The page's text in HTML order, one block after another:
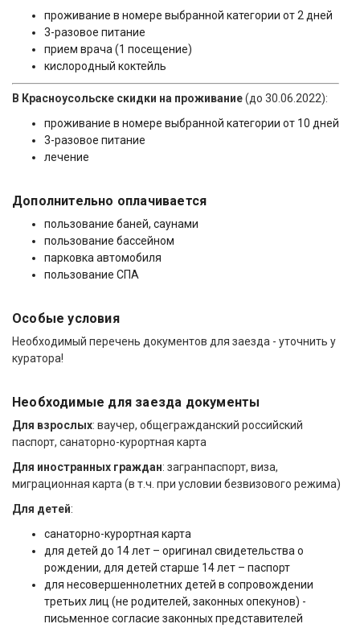
проживание в номере выбранной категории от 2 дней
3-разовое питание
прием врача (1 посещение)
кислородный коктейль
В Красноусольске скидки на проживание(до 30.06.2022):
проживание в номере выбранной категории от 10 дней
3-разовое питание
лечение
Дополнительно оплачивается
пользование баней, саунами
пользование бассейном
парковка автомобиля
пользование СПА
Особые условия
Необходимый перечень документов для заезда - уточнить у
куратора!
Необходимые для заезда документы
Для взрослых: ваучер, общегражданский российский
паспорт, санаторно-курортная карта
Для иностранных граждан: загранпаспорт, виза,
миграционная карта (в т.ч. при условии безвизового режима)
Для детей:
санаторно-курортная карта
для детей до 14 лет – оригинал свидетельства о
рождении, для детей старше 14 лет – паспорт
для несовершеннолетних детей в сопровождении
третьих лиц (не родителей, законных опекунов) -
письменное согласие законных представителей